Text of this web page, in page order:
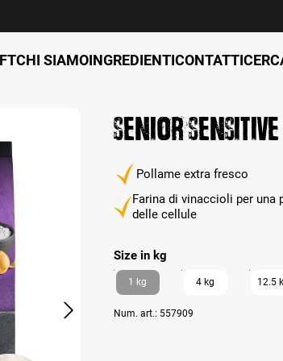
CHI SIAMOINGREDIENTICONTATTI
Senior Sensitive
Pollame extra fresco
Farina di vinaccioli per una
delle cellule
Size in kgauswählen
1 kg 4 kg 12.5
Num. art.: 557909